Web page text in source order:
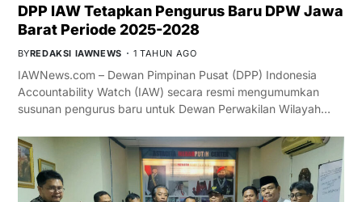
DPP IAW Tetapkan Pengurus Baru DPW Jawa
Barat Periode 2025-2028
BYREDAKSI IAWNEWS 1 TAHUN AGO
IAWNews.com – Dewan Pimpinan Pusat (DPP) Indonesia
Accountability Watch (IAW) secara resmi mengumumkan
susunan pengurus baru untuk Dewan Perwakilan Wilayah…